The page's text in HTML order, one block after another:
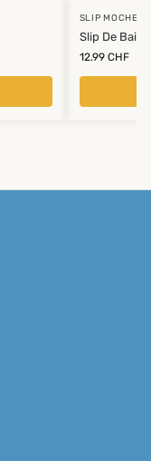
SLIP MOCHE
Slip De Bain
12.99 CHF